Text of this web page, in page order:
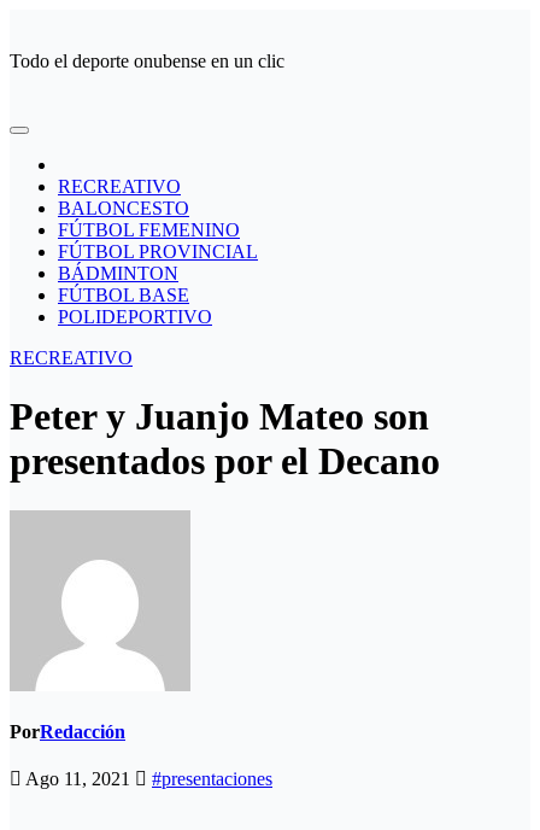
contenido
Todo el deporte onubense en un clic
RECREATIVO
BALONCESTO
FÚTBOL FEMENINO
FÚTBOL PROVINCIAL
BÁDMINTON
FÚTBOL BASE
POLIDEPORTIVO
RECREATIVO
Peter y Juanjo Mateo son
presentados por el Decano
PorRedacción
Ago 11, 2021 #presentaciones